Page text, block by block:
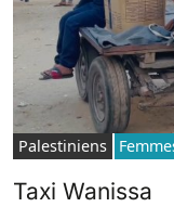
Palestiniens
Taxi Wanissa